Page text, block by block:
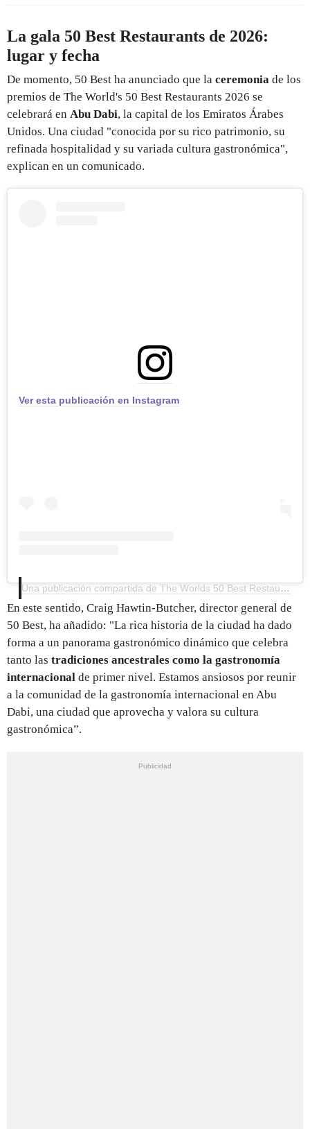
La gala 50 Best Restaurants de 2026:
lugar y fecha
De momento, 50 Best ha anunciado que la ceremonia de los
premios de The World's 50 Best Restaurants 2026 se
celebrará en Abu Dabi, la capital de los Emiratos Árabes
Unidos. Una ciudad "conocida por su rico patrimonio, su
refinada hospitalidad y su variada cultura gastronómica",
explican en un comunicado.
Ver esta publicación en Instagram
Una publicación compartida de The Worlds 50 Best Restaurants (@theworlds50best)
En este sentido, Craig Hawtin-Butcher, director general de
50 Best, ha añadido: "La rica historia de la ciudad ha dado
forma a un panorama gastronómico dinámico que celebra
tanto las tradiciones ancestrales como la gastronomía
internacional de primer nivel. Estamos ansiosos por reunir
a la comunidad de la gastronomía internacional en Abu
Dabi, una ciudad que aprovecha y valora su cultura
gastronómica”.